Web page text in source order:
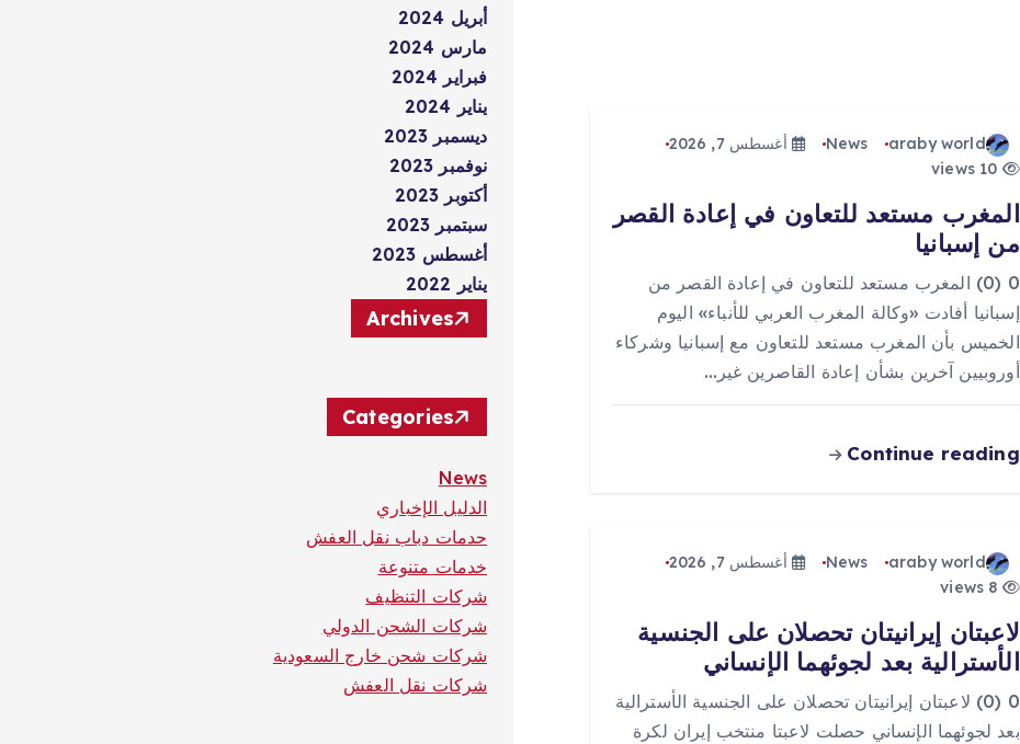
araby world
News
أغسطس 7, 2026
المغرب مستعد للتعاون في إعادة القصر
من إسبانيا
0 (0) المغرب مستعد للتعاون في إعادة القصر من
إسبانيا أفادت «وكالة المغرب العربي للأنباء» اليوم
الخميس بأن المغرب مستعد للتعاون مع إسبانيا وشركاء
أوروبيين آخرين بشأن إعادة القاصرين غير…
Continue reading
araby world
News
أغسطس 7, 2026
لاعبتان إيرانيتان تحصلان على الجنسية
الأسترالية بعد لجوئهما الإنساني
0 (0) لاعبتان إيرانيتان تحصلان على الجنسية الأسترالية
بعد لجوئهما الإنساني حصلت لاعبتا منتخب إيران لكرة
أبريل 2024
مارس 2024
فبراير 2024
يناير 2024
ديسمبر 2023
نوفمبر 2023
أكتوبر 2023
سبتمبر 2023
أغسطس 2023
يناير 2022
Archives
Categories
News
الدليل الإخباري
حدمات دباب نقل العفش
خدمات متنوعة
شركات التنظيف
شركات الشحن الدولي
شركات شحن خارج السعودية
شركات نقل العفش